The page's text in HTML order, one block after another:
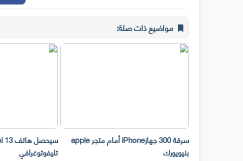
مواضيع ذات صلة:
سرقة 300 جهازiPhone أمام متجر apple
بنيويورك تليفوتوغرافي